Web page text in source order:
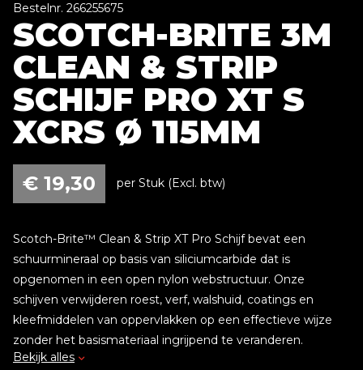
Bestelnr. 266255675
SCOTCH-BRITE 3M
CLEAN & STRIP
SCHIJF PRO XT S
XCRS Ø 115MM
€ 19,30 per Stuk (Excl. btw)
Scotch-Brite™ Clean & Strip XT Pro Schijf bevat een
schuurmineraal op basis van siliciumcarbide dat is
opgenomen in een open nylon webstructuur. Onze
schijven verwijderen roest, verf, walshuid, coatings en
kleefmiddelen van oppervlakken op een effectieve wijze
zonder het basismateriaal ingrijpend te veranderen.
Bekijk alles